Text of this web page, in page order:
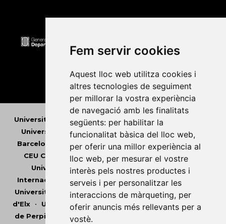
Fem servir cookies
Aquest lloc web utilitza cookies i
altres tecnologies de seguiment
per millorar la vostra experiència
de navegació amb les finalitats
següents: per habilitar la
funcionalitat bàsica del lloc web,
per oferir una millor experiència al
lloc web, per mesurar el vostre
interès pels nostres productes i
serveis i per personalitzar les
interaccions de màrqueting, per
oferir anuncis més rellevants per a
vostè.
Universitat Abat Oliba CEU •Universitat d'Alacant
Universitat d'Andorra•Universitat Autònoma de
Barcelona
Universitat de Barcelona•Universitat
CEU Cardenal Herrera
•Universitat de Girona
Universitat de les Illes Balears•Universitat
Internacional de Catalunya •Universitat Jaume I
Universitat de Lleida •Universitat Miguel Hernández
d'Elx• Universitat Oberta de Catalunya•Universitat
de Perpinyà Via Domitia